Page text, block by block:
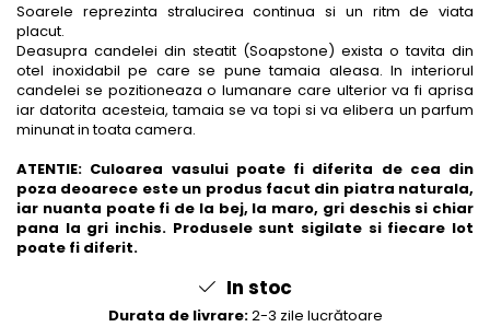
Soarele reprezinta stralucirea continua si un ritm de viata
placut.
Deasupra candelei din steatit (Soapstone) exista o tavita din
otel inoxidabil pe care se pune tamaia aleasa. In interiorul
candelei se pozitioneaza o lumanare care ulterior va fi aprisa
iar datorita acesteia, tamaia se va topi si va elibera un parfum
minunat in toata camera.
ATENTIE: Culoarea vasului poate fi diferita de cea din
poza deoarece este un produs facut din piatra naturala,
iar nuanta poate fi de la bej, la maro, gri deschis si chiar
pana la gri inchis. Produsele sunt sigilate si fiecare lot
poate fi diferit.
In stoc
Durata de livrare:2-3 zile lucrătoare